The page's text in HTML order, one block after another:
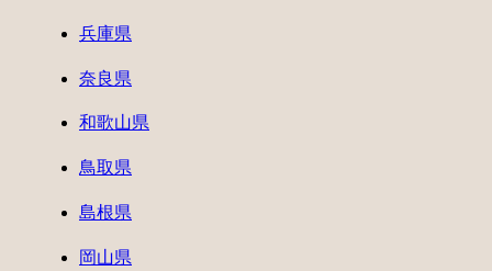
兵庫県
奈良県
和歌山県
鳥取県
島根県
岡山県